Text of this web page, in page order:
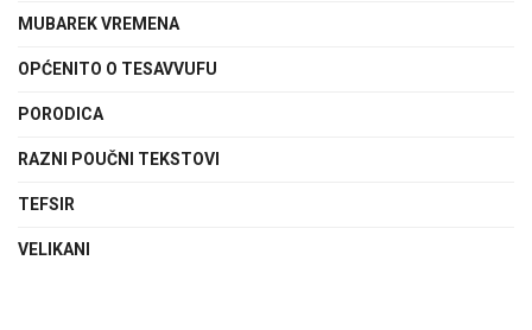
MUBAREK VREMENA
OPĆENITO O TESAVVUFU
PORODICA
RAZNI POUČNI TEKSTOVI
TEFSIR
VELIKANI